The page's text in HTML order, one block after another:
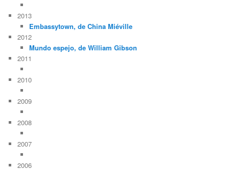
2013
Embassytown, de China Miéville
2012
Mundo espejo, de William Gibson
2011
2010
2009
2008
2007
2006